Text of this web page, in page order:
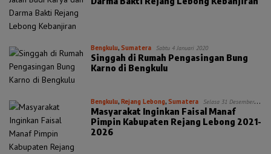
Bengkulu,Sumatera Sabtu 4 Januari 2020
Singgah di Rumah Pengasingan Bung
Karno di Bengkulu
Bengkulu,Rejang Lebong,Sumatera
Selasa 31 Desember
2019
Masyarakat Inginkan Faisal Manaf
Pimpin Kabupaten Rejang Lebong 2021-
2026